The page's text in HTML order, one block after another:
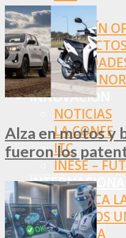
SRT
BOLETÍN
OTRAS
INNOVACIÓN
NOTICIAS
LA CONFE
ITC
INESE –
AMÉRICA
ESTADOS
EUROPA
Alza en motos y
fueron los